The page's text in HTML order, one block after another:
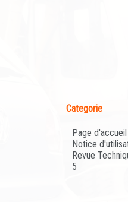
Categorie
Page d'accueil
Notice
Revue
5